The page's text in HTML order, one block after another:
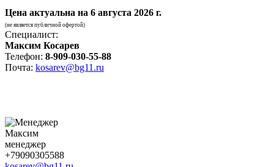
Цена актуальна на 6 августа 2026 г.
(не является публичной офертой)
Специалист:
Максим Косарев
Телефон: 8-909-030-55-88
Почта: kosarev@bg11.ru
Максим
менеджер
+79090305588